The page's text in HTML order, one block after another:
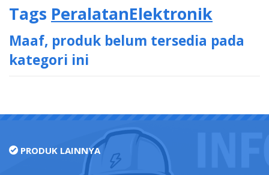
Tags PeralatanElektronik
Maaf, produk belum tersedia pada
kategori ini
PRODUK LAINNYA